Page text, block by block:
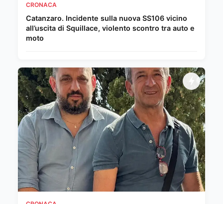
CRONACA
Catanzaro. Incidente sulla nuova SS106 vicino
all’uscita di Squillace, violento scontro tra auto e
moto